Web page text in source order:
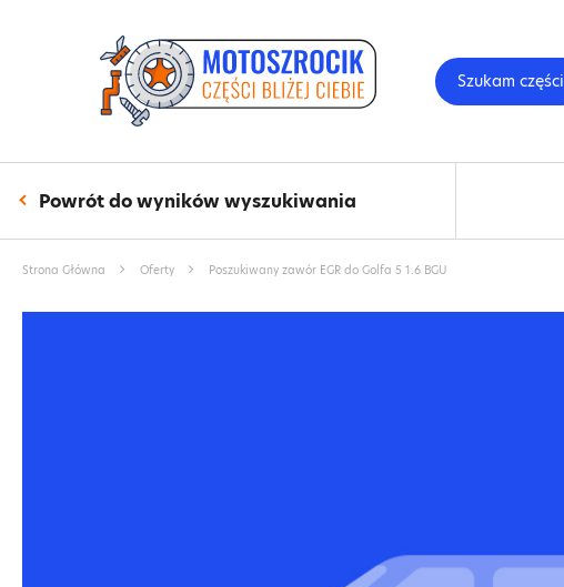
Szukam części
Powrót do wyników wyszukiwania
Strona Główna Oferty Poszukiwany zawór EGR do Golfa 5 1.6 BGU